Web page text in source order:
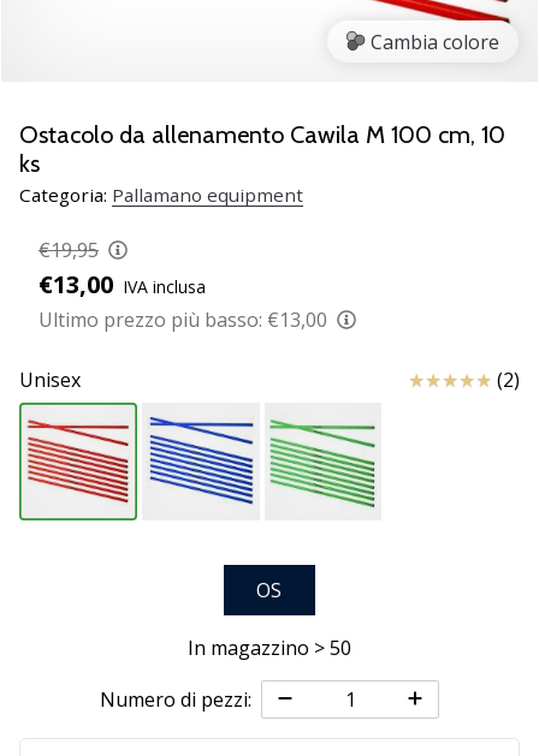
da
pallamano
PUMA
Accelerate
SQD
5!
Conosci
tecnici
e
valuta
se
vale
la…
Tempo di lettura: 1 min.
Diventa
Cambia colore
Ostacolo da allenamento Cawila M 100 cm, 10
ks
Categoria: Pallamano equipment
€19,95
€13,00 IVA inclusa
Ultimo prezzo più basso: €13,00
Unisex Recensioni(2)
OS
In magazzino > 50
Numero di pezzi: